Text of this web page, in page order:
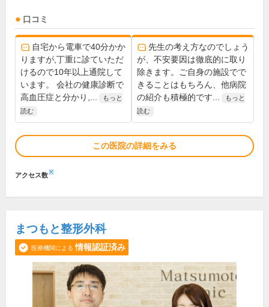
口コミ
自宅から電車で40分かか
りますが,丁重に診ていただ
けるので10年以上通院して
います。 会社の健康診断で
高血圧症と分かり,...
もっと
読む
先生の考え方なのでしょう
が、不安要因は徹底的に取り
除きます。ご自身の施設でで
きることはもちろん、他病院
の紹介も積極的です...
もっと
読む
この医院の詳細をみる
アクセス数※
まつもと整形外科
医療機関による 情報認証済み